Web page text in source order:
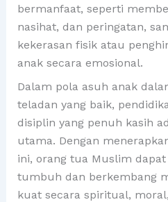
bermanfaat, seperti
nasihat, dan peringatan,
kekerasan fisik atau
anak secara emosional.
Dalam pola asuh anak
teladan yang baik,
disiplin yang penuh kasih
utama. Dengan
ini, orang tua Muslim
tumbuh dan berkembang
kuat secara spiritual,